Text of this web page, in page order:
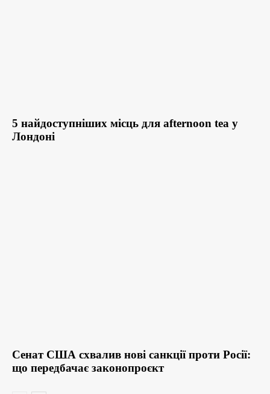
5 найдоступніших місць для afternoon tea у
Лондоні
Сенат США схвалив нові санкції проти Росії:
що передбачає законопроєкт